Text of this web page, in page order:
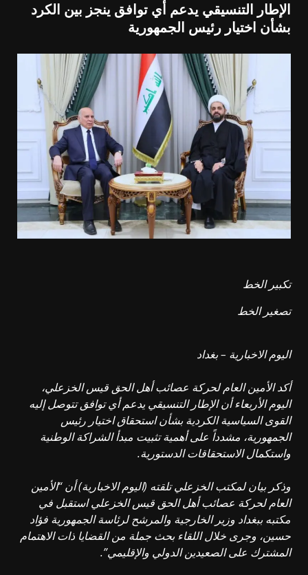
الإطار التنسيقي يدعم أي توافق ينجز بين الكرد
بشأن اختيار رئيس الجمهورية
تكبير الخط
تصغير الخط
اليوم الاخبارية – بغداد
أكد الأمين العام لحركة عصائب أهل الحق قيس الخزعلي،
اليوم الأربعاء أن الإطار التنسيقي يدعم أي توافق تتوصل إليه
القوى السياسية الكردية بشأن استحقاق اختيار رئيس
الجمهورية، مشدداً على أهمية تثبيت مبدأ الشراكة الوطنية
واستكمال الاستحقاقات الدستورية.
وذكر بيان لمكتب الخزعلي تلقته (اليوم الاخبارية) أن “الأمين
العام لحركة عصائب أهل الحق قيس الخزعلي استقبل في
مكتبه ببغداد وزير الخارجية والمرشح لرئاسة الجمهورية فؤاد
حسين، وجرى خلال اللقاء بحث جملة من القضايا ذات الاهتمام
المشترك على الصعيدين الدولي والإقليمي”.